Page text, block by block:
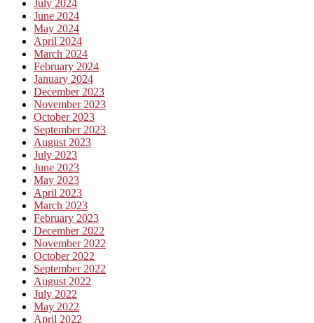
July 2024
June 2024
May 2024
April 2024
March 2024
February 2024
January 2024
December 2023
November 2023
October 2023
September 2023
August 2023
July 2023
June 2023
May 2023
April 2023
March 2023
February 2023
December 2022
November 2022
October 2022
September 2022
August 2022
July 2022
May 2022
April 2022